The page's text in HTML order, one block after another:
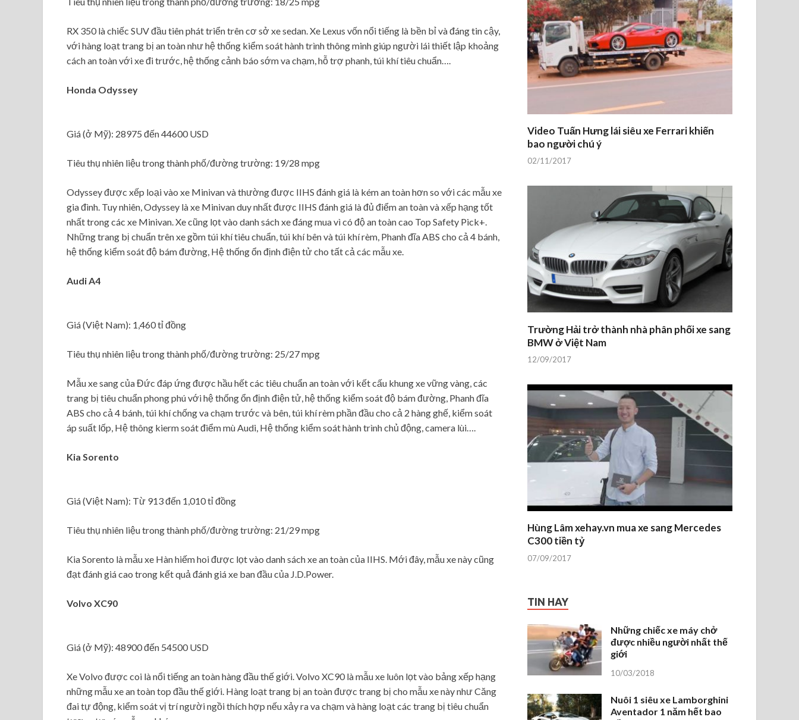
RX 350 là chiếc SUV đầu tiên phát triển trên cơ sở xe sedan. Xe Lexus vốn nổi tiếng là bền bỉ và đáng tin cậy,
với hàng loạt trang bị an toàn như hệ thống kiểm soát hành trình thông minh giúp người lái thiết lập khoảng
cách an toàn với xe đi trước, hệ thống cảnh báo sớm va chạm, hỗ trợ phanh, túi khí tiêu chuẩn….
Honda Odyssey
Giá (ở Mỹ): 28975 đến 44600 USD
Tiêu thụ nhiên liệu trong thành phố/đường trường: 19/28 mpg
Odyssey được xếp loại vào xe Minivan và thường được IIHS đánh giá là kém an toàn hơn so với các mẫu xe
gia đình. Tuy nhiên, Odyssey là xe Minivan duy nhất được IIHS đánh giá là đủ điểm an toàn và xếp hạng tốt
nhất trong các xe Minivan. Xe cũng lọt vào danh sách xe đáng mua vì có độ an toàn cao Top Safety Pick+.
Những trang bị chuẩn trên xe gồm túi khí tiêu chuẩn, túi khí bên và túi khí rèm, Phanh đĩa ABS cho cả 4 bánh,
hệ thống kiểm soát độ bám đường, Hệ thống ổn định điện tử cho tất cả các mẫu xe.
Audi A4
Giá (Việt Nam): 1,460 tỉ đồng
Tiêu thụ nhiên liệu trong thành phố/đường trường: 25/27 mpg
Mẫu xe sang của Đức đáp ứng được hầu hết các tiêu chuẩn an toàn với kết cấu khung xe vững vàng, các
trang bị tiêu chuẩn phong phú với hệ thống ổn định điện tử, hệ thống kiểm soát độ bám đường, Phanh đĩa
ABS cho cả 4 bánh, túi khí chống va chạm trước và bên, túi khí rèm phần đầu cho cả 2 hàng ghế, kiểm soát
áp suất lốp, Hệ thông kierm soát điểm mù Audi, Hệ thống kiểm soát hành trình chủ động, camera lùi….
Kia Sorento
Giá (Việt Nam): Từ 913 đến 1,010 tỉ đồng
Tiêu thụ nhiên liệu trong thành phố/đường trường: 21/29 mpg
Kia Sorento là mẫu xe Hàn hiếm hoi được lọt vào danh sách xe an toàn của IIHS. Mới đây, mẫu xe này cũng
đạt đánh giá cao trong kết quả đánh giá xe ban đầu của J.D.Power.
Volvo XC90
Giá (ở Mỹ): 48900 đến 54500 USD
Xe Volvo được coi là nổi tiếng an toàn hàng đầu thế giới. Volvo XC90 là mẫu xe luôn lọt vào bảng xếp hạng
những mẫu xe an toàn top đầu thế giới. Hàng loạt trang bị an toàn được trang bị cho mẫu xe này như Căng
đai tự động, kiểm soát vị trí người ngồi thích hợp nếu xảy ra va chạm và hàng loạt các trang bị tiêu chuẩn
Video Tuấn Hưng lái siêu xe Ferrari khiến
bao người chú ý
02/11/2017
Trường Hải trở thành nhà phân phối xe sang
BMW ở Việt Nam
12/09/2017
Hùng Lâm xehay.vn mua xe sang Mercedes
C300 tiền tỷ
07/09/2017
TIN HAY
Những chiếc xe máy chở
được nhiều người nhất thế
giới
10/03/2018
Nuôi 1 siêu xe Lamborghini
Aventador 1 năm hết bao